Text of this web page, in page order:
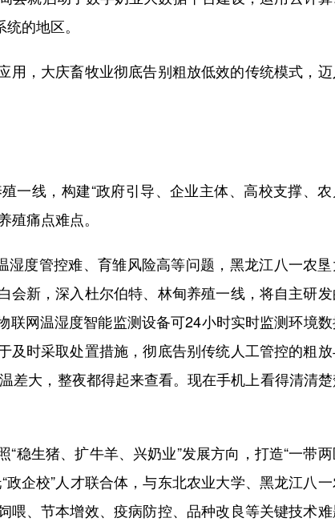
的地区。
，大庆畜牧业彻底告别粗放低效的传统模式，
线，构建“政府引导、企业主体、高校支撑、农
痛点难点。
度管控难、育雏风险高等问题，黑龙江八一农垦
新，深入杜尔伯特、林甸养殖一线，将自主研
网温湿度智能监测设备可24小时实时监测环境数
时采取处置措施，彻底告别传统人工管控的粗
差大，整夜都得起来查看。现在手机上看得清清楚
生猪、扩牛羊、兴奶业”发展方向，打造“一带
企校”人才联合体，与东北农业大学、黑龙江八
、节本增效、疫病防控、品种改良等关键技术